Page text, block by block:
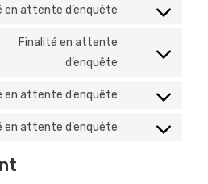
en attente d’enquête
Finalité en attente
d’enquête
en attente d’enquête
en attente d’enquête